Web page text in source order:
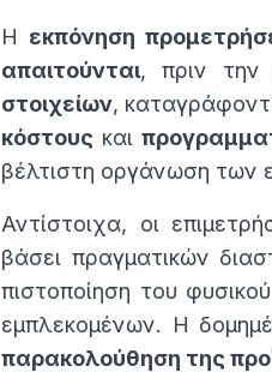
Η εκπόνηση
απαιτούνται, πριν
στοιχείων,
κόστους και
βέλτιστη οργάνωση των
Αντίστοιχα, οι
βάσει πραγματικών
πιστοποίηση του
εμπλεκομένων. Η
παρακολούθηση της